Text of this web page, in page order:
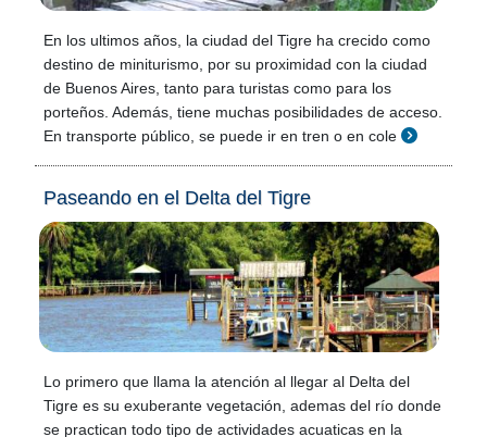
En los ultimos años, la ciudad del Tigre ha crecido como
destino de miniturismo, por su proximidad con la ciudad
de Buenos Aires, tanto para turistas como para los
porteños. Además, tiene muchas posibilidades de acceso.
En transporte público, se puede ir en tren o en cole
Paseando en el Delta del Tigre
Lo primero que llama la atención al llegar al Delta del
Tigre es su exuberante vegetación, ademas del río donde
se practican todo tipo de actividades acuaticas en la